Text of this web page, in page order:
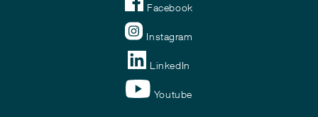
Facebook
Instagram
LinkedIn
Youtube